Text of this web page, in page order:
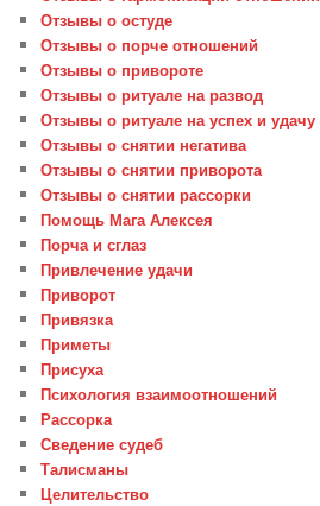
Отзывы о остуде
Отзывы о порче отношений
Отзывы о привороте
Отзывы о ритуале на развод
Отзывы о ритуале на успех и удачу
Отзывы о снятии негатива
Отзывы о снятии приворота
Отзывы о снятии рассорки
Помощь Мага Алексея
Порча и сглаз
Привлечение удачи
Приворот
Привязка
Приметы
Присуха
Психология взаимоотношений
Рассорка
Сведение судеб
Талисманы
Целительство